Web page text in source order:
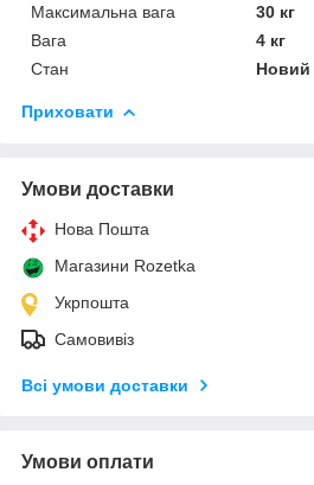
Максимальна вага
30 кг
Вага
4 кг
Стан
Новий
Приховати
Умови доставки
Нова Пошта
Магазини Rozetka
Укрпошта
Самовивіз
Всі умови доставки
Умови оплати